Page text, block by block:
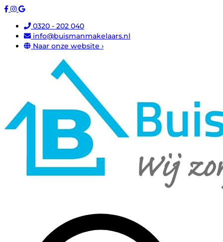
0320 - 202 040
info@buismanmakelaars.nl
Naar onze website ›